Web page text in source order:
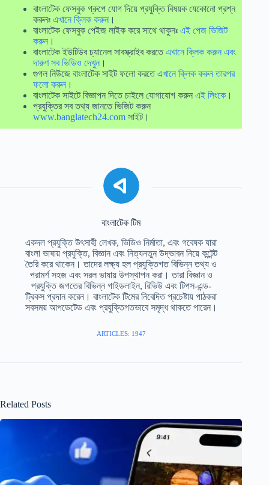
বাংলাটেক ফেসবুক গ্রুপে যোগ দিয়ে প্রযুক্তি বিষয়ক যেকোনো প্রশ্ন
করুনঃ এখানে ক্লিক করুন ।
বাংলাটেক ফেসবুক পেইজ লাইক করে সাথে থাকুনঃ এই পেজ ভিজিট
করুন ।
বাংলাটেক ইউটিউব চ্যানেল সাবস্ক্রাইব করতেএখানে ক্লিক করুন এবং
দারুণ সব ভিডিও দেখুন ।
গুগল নিউজে বাংলাটেক সাইট ফলো করতেএখানে ক্লিক করুন তারপর
ফলো করুন ।
বাংলাটেক সাইটে বিজ্ঞাপন দিতে চাইলে যোগাযোগ করুন এই লিংকে ।
প্রযুক্তির সব তথ্য জানতে ভিজিট করুন
www.banglatech24.com সাইট।
বাংলাটেক টিম
একদল প্রযুক্তি উৎসাহী লেখক, ভিডিও নির্মাতা, এবং গবেষক যারা
বাংলা ভাষায় প্রযুক্তি, বিজ্ঞান এবং নিত্যনতুন উদ্ভাবন নিয়ে কন্টেন্ট
তৈরি করে থাকেন। তাদের লক্ষ্য হল প্রযুক্তিগত বিভিন্ন তথ্য ও
পরামর্শ সহজ এবং সরল ভাষায় উপস্থাপন করা। তারা বিজ্ঞান ও
প্রযুক্তি জগতের বিভিন্ন গাইডলাইন, রিভিউ এবং টিপস-এন্ড-
ট্রিকস প্রদান করেন। বাংলাটেক টিমের নিবেদিত প্রচেষ্টায় পাঠকরা
সবসময় আপডেটেড এবং প্রযুক্তিগতভাবে সমৃদ্ধ থাকতে পারেন।
ARTICLES: 1947
Related Posts